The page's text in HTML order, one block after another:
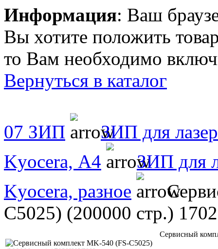
Информация: Ваш
Вы хотите положить
то Вам необходимо
Вернуться в каталог
07 ЗИП
ЗИП для
Kyocera, А4
ЗИП для
Kyocera, разное
C5025) (200000 стр.)
Сервисный